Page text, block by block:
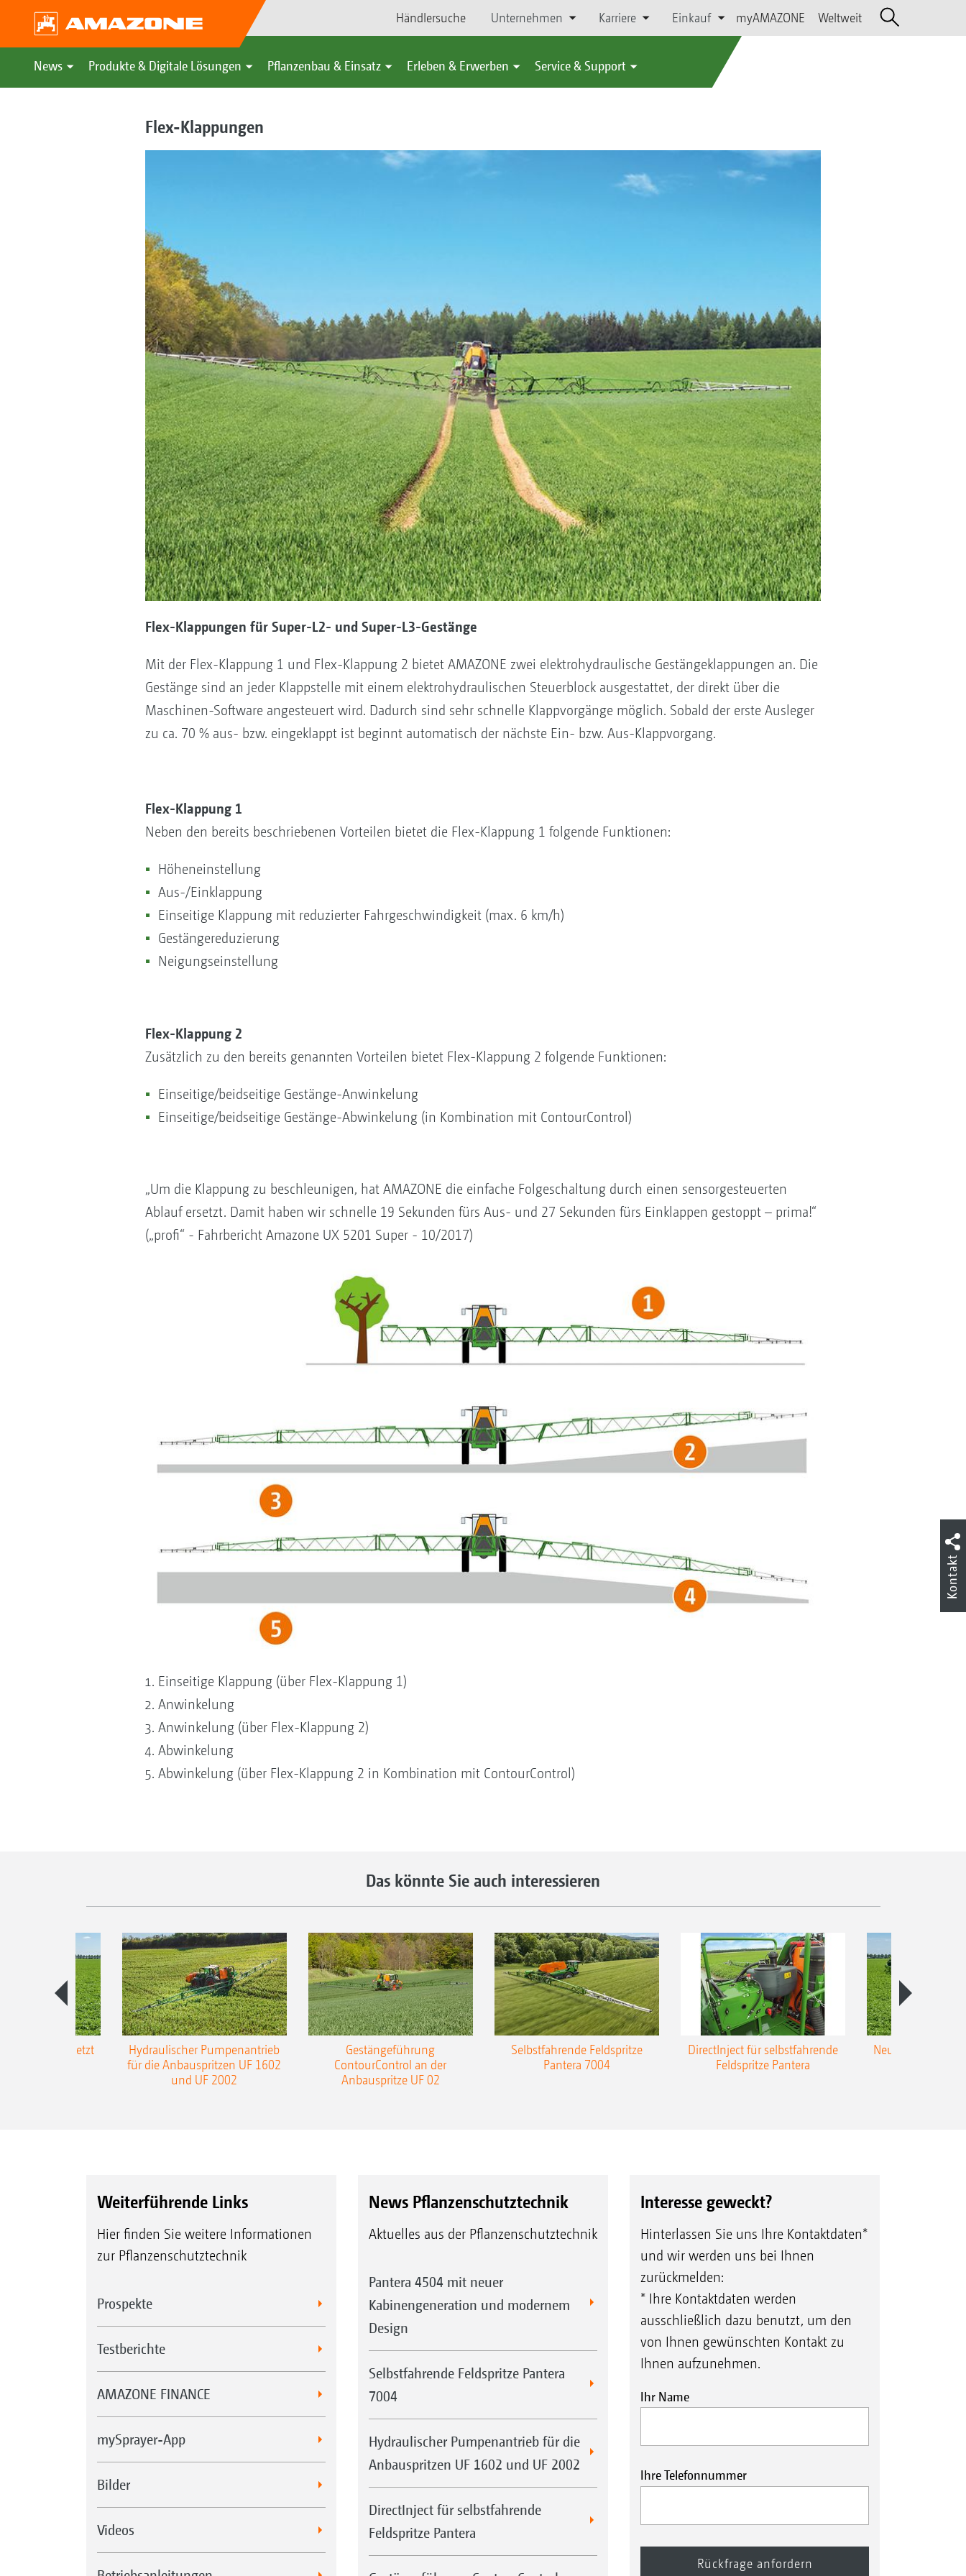
Händlersuche Unternehmen Karriere Einkauf myAMAZONE Weltweit
News Produkte & Digitale Lösungen Pflanzenbau & Einsatz Erleben & Erwerben Service & Support
Flex-Klappungen
Flex-Klappungen für Super-L2- und Super-L3-Gestänge
Mit der Flex-Klappung 1 und Flex-Klappung 2 bietet AMAZONE zwei elektrohydraulische Gestängeklappungen an. Die
Gestänge sind an jeder Klappstelle mit einem elektrohydraulischen Steuerblock ausgestattet, der direkt über die
Maschinen-Software angesteuert wird. Dadurch sind sehr schnelle Klappvorgänge möglich. Sobald der erste Ausleger
zu ca. 70 % aus- bzw. eingeklappt ist beginnt automatisch der nächste Ein- bzw. Aus-Klappvorgang.
Flex-Klappung 1
Neben den bereits beschriebenen Vorteilen bietet die Flex-Klappung 1 folgende Funktionen:
Höheneinstellung
Aus-/Einklappung
Einseitige Klappung mit reduzierter Fahrgeschwindigkeit (max. 6 km/h)
Gestängereduzierung
Neigungseinstellung
Flex-Klappung 2
Zusätzlich zu den bereits genannten Vorteilen bietet Flex-Klappung 2 folgende Funktionen:
Einseitige/beidseitige Gestänge-Anwinkelung
Einseitige/beidseitige Gestänge-Abwinkelung (in Kombination mit ContourControl)
„Um die Klappung zu beschleunigen, hat AMAZONE die einfache Folgeschaltung durch einen sensorgesteuerten
Ablauf ersetzt. Damit haben wir schnelle 19 Sekunden fürs Aus- und 27 Sekunden fürs Einklappen gestoppt – prima!“
(„profi“ - Fahrbericht Amazone UX 5201 Super - 10/2017)
Einseitige Klappung (über Flex-Klappung 1)
Anwinkelung
Anwinkelung (über Flex-Klappung 2)
Abwinkelung
Abwinkelung (über Flex-Klappung 2 in Kombination mit ContourControl)
Das könnte Sie auch interessieren
L3-Gestänge jetzt
Hydraulischer Pumpenantrieb
für die Anbauspritzen UF 1602
und UF 2002
Gestängeführung
ContourControl an der
Anbauspritze UF 02
Selbstfahrende Feldspritze
Pantera 7004
DirectInject für selbstfahrende
Feldspritze Pantera
Neue Super-L3-
Weiterführende Links
Hier finden Sie weitere Informationen
zur Pflanzenschutztechnik
Prospekte
Testberichte
AMAZONE FINANCE
mySprayer-App
Bilder
Videos
News Pflanzenschutztechnik
Aktuelles aus der Pflanzenschutztechnik
Pantera 4504 mit neuer
Kabinengeneration und modernem
Design
Selbstfahrende Feldspritze Pantera
7004
Hydraulischer Pumpenantrieb für die
Anbauspritzen UF 1602 und UF 2002
DirectInject für selbstfahrende
Feldspritze Pantera
Interesse geweckt?
Hinterlassen Sie uns Ihre Kontaktdaten*
und wir werden uns bei Ihnen
zurückmelden:
* Ihre Kontaktdaten werden
ausschließlich dazu benutzt, um den
von Ihnen gewünschten Kontakt zu
Ihnen aufzunehmen.
Ihr Name
Ihre Telefonnummer
Kontakt